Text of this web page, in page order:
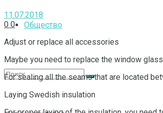
Общество
11.07.2018
0 0
Adjust or replace all accessories
Maybe you need to replace the window glass
For sealing all the seams that are located
Laying Swedish insulation